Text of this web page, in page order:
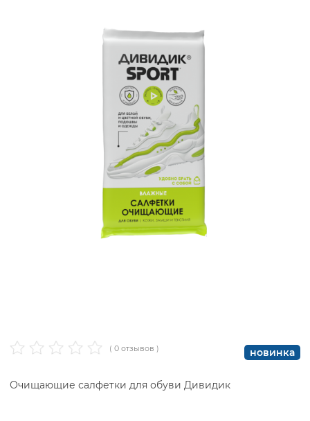
( 0 отзывов ) новинка
Очищающие салфетки для обуви Дивидик